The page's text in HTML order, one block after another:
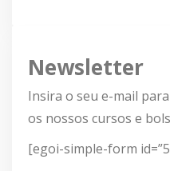
Newsletter
Insira o seu e-mail
os nossos cursos e
[egoi-simple-form